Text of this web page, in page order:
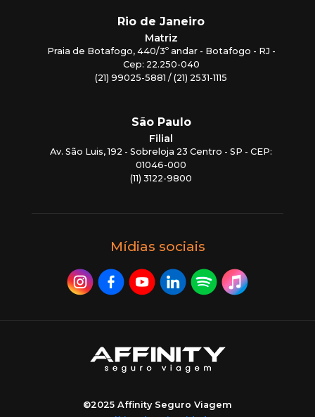
Rio de Janeiro
Matriz
Praia de Botafogo, 440/3º andar - Botafogo - RJ -
Cep: 22.250-040
(21) 99025-5881 / (21) 2531-1115
São Paulo
Filial
Av. São Luis, 192 - Sobreloja 23 Centro - SP - CEP:
01046-000
(11) 3122-9800
Mídias sociais
©2025 Affinity Seguro Viagem